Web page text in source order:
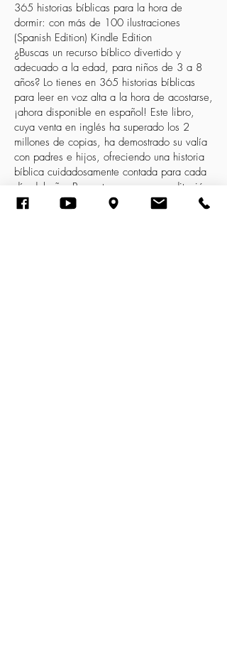
365 historias bíblicas para la hora de
dormir: con más de 100 ilustraciones
(Spanish Edition) Kindle Edition
¿Buscas un recurso bíblico divertido y
adecuado a la edad, para niños de 3 a 8
años? Lo tienes en 365 historias bíblicas
para leer en voz alta a la hora de acostarse,
¡ahora disponible en español! Este libro,
cuya venta en inglés ha superado los 2
millones de copias, ha demostrado su valía
con padres e hijos, ofreciendo una historia
bíblica cuidadosamente contada para cada
día del año. Preguntas para una meditación
adicional y más de 100 ilustraciones